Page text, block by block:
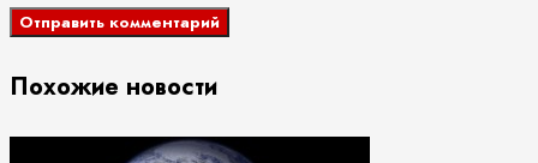
Похожие новости